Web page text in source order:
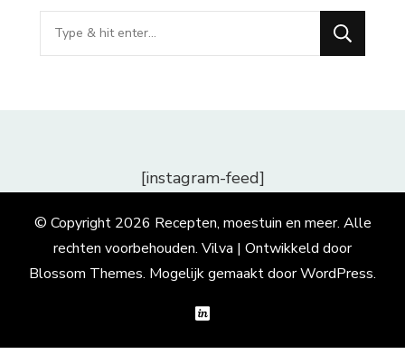
Op
zoek
[instagram-feed]
© Copyright 2026 Recepten, moestuin en meer. Alle
rechten voorbehouden. Vilva | Ontwikkeld door
Blossom Themes. Mogelijk gemaakt doorWordPress.